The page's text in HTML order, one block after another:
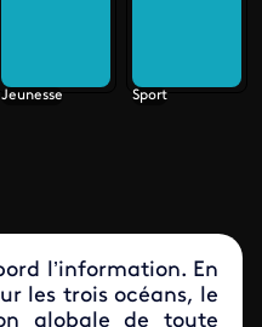
Jeunesse Sport
l’information. En
les trois océans, le
globale de toute